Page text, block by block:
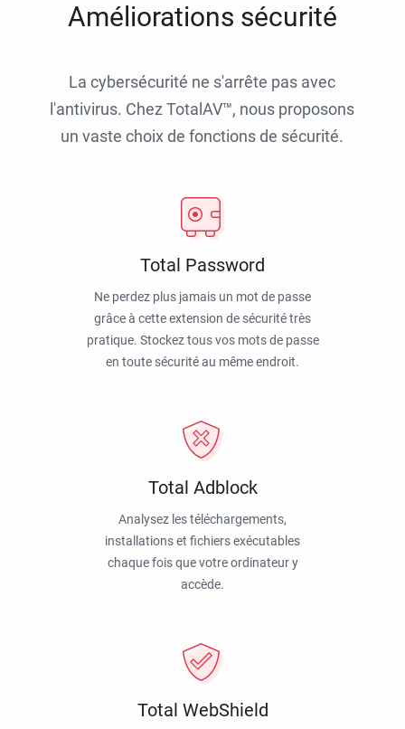
Améliorations sécurité
La cybersécurité ne s'arrête pas avec
l'antivirus. Chez TotalAV™, nous proposons
un vaste choix de fonctions de sécurité.
Total Password
Ne perdez plus jamais un mot de passe
grâce à cette extension de sécurité très
pratique. Stockez tous vos mots de passe
en toute sécurité au même endroit.
Total Adblock
Analysez les téléchargements,
installations et fichiers exécutables
chaque fois que votre ordinateur y
accède.
Total WebShield